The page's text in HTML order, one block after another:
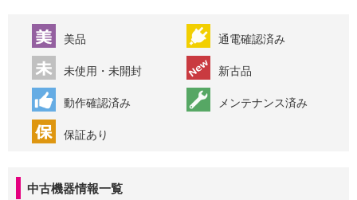
中古機器情報一覧
美品 通電確認済み
未使用・未開封 新古品
動作確認済み メンテナンス済み
保証あり